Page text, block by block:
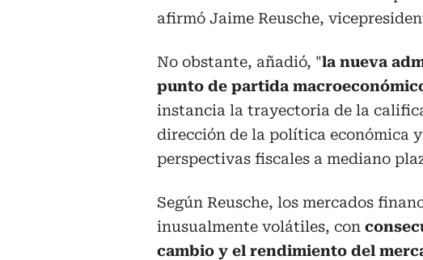
afirmó Jaime Reusche,
No obstante, añadió, "la nueva
punto de partida
instancia la trayectoria de la
dirección de la política económica
perspectivas fiscales a mediano
Según Reusche, los mercados
inusualmente volátiles, con
cambio y el rendimiento del